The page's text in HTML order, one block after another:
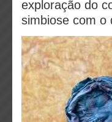
exploração do
simbiose com o